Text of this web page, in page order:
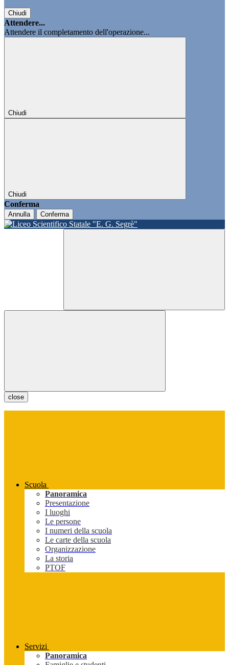
Chiudi
Attendere...
Attendere il completamento dell'operazione...
Chiudi
Chiudi
Conferma
Annulla Conferma
close
Scuola
Panoramica
Presentazione
I luoghi
Le persone
I numeri della scuola
Le carte della scuola
Organizzazione
La storia
PTOF
Servizi
Panoramica